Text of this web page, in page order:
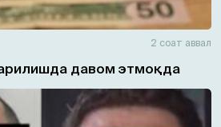
2 соат аввал
давом этмоқда